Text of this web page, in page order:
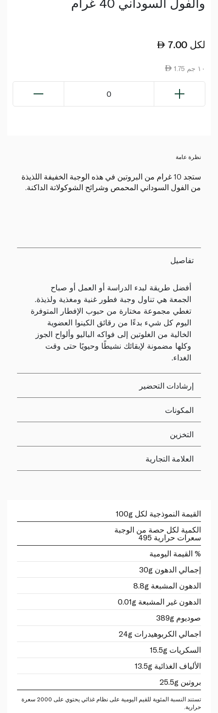
7.00 لكل
1.75 ١٠ جم
0
نظرة عامة
ستجد 10 غرام من البروتين في هذه الوجبة الخفيفة اللذيذة
من الفول السوداني المحمص وشرائح الشوكولاتة الداكنة.
تفاصيل
أفضل طريقة لبدء الدراسة أو العمل أو صباح
الجمعة هي تناول وجبة فطور غنية ومغذية ولذيذة.
تغطي مجموعة مختارة من حبوب الإفطار المتوفرة
اليوم كل شيء بدءًا من رقائق الكينوا العضوية
الخالية من الغلوتين إلى فواكه الباليو وألواح الجوز
وكلها مضمونة لإبقائك نشيطًا وحيويًا حتى وقت
الغداء.
إرشادات التحضير
المكونات
التخزين
العلامة التجارية
القيمة النموذجية لكل 100g
الكمية لكل حصة من الوجبة
سعرات حرارية 495
% القيمة اليومية
إجمالي الدهون 30g
الدهون المشبعة 8.8g
الدهون غير المشبعة 0.01g
صوديوم 389g
اجمالي الكربوهيدرات 24g
السكريات 15.5g
الألياف الغذائية 13.5g
بروتين 25.5g
تستند النسبة المئوية للقيم اليومية على نظام غذائي يحتوي على 2000 سعرة
حرارية.